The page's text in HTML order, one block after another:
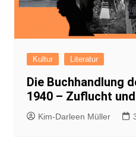
Kultur Literatur
Die Buchhandlung
1940 – Zuflucht
Kim-Darleen Müller